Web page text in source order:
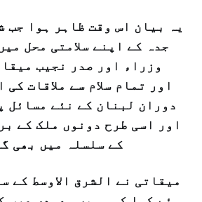
یہ بیان اس وقت ظاہر ہوا جب
جدہ کے اپنے سلامتی محل
وزراء اور صدر نجیب
اور تمام سلام سے ملاقات کی
دوران لبنان کے نئے مسائل
اور اسی طرح دونوں ملک کے
کے سلسلہ میں بھی
میقاتی نے الشرق الاوسط کے